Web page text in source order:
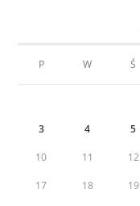
P W Ś
3 4 5
10 11 12
17 18 19